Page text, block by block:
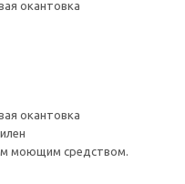
окантовка
окантовка
моющим средством.